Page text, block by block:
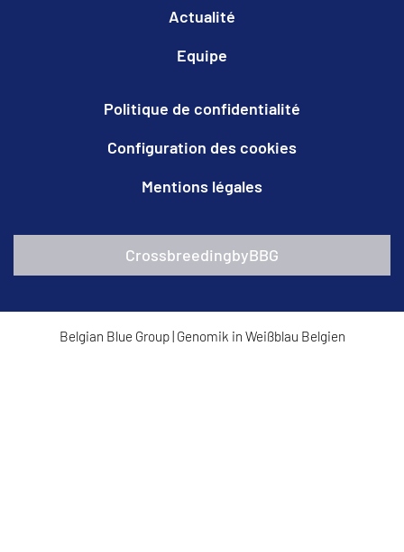
Actualité
Equipe
Politique de confidentialité
Configuration des cookies
Mentions légales
CrossbreedingbyBBG
Belgian Blue Group| Genomik in Weißblau Belgien